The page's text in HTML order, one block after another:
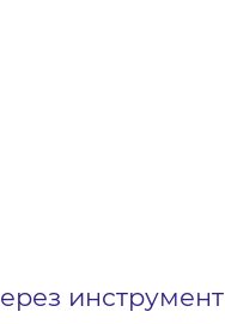
инструмент